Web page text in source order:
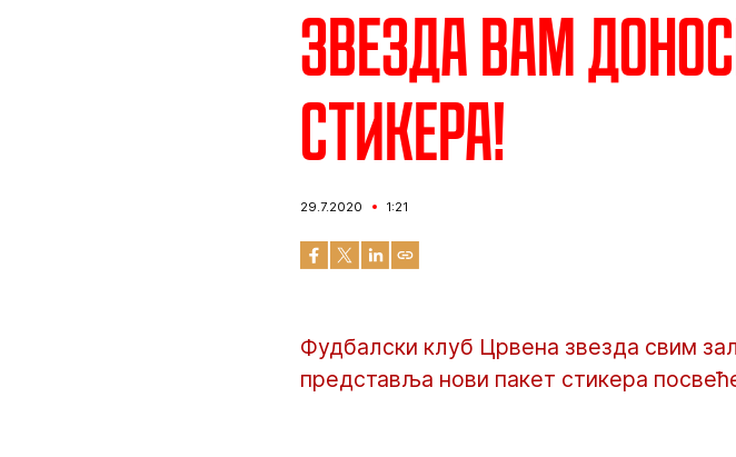
Звезда вам
стикера!
29.7.2020 1:21
Фудбалски клуб Црвена звезда свим
представља нови пакет стикера